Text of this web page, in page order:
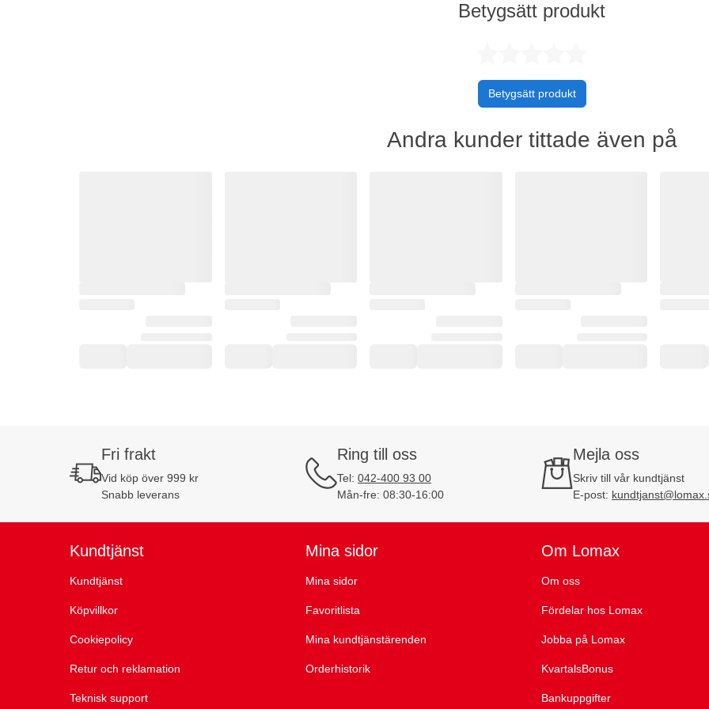
Betygsätt produkt
Betygsätt produkt
Andra kunder tittade även på
Fri frakt
Vid köp över 999 kr
Snabb leverans
Ring till oss
Tel: 042-400 93 00
Mån-fre: 08:30-16:00
Mejla oss
Skriv till vår kundtjänst
E-post:
Kundtjänst
Kundtjänst
Köpvillkor
Cookiepolicy
Retur och reklamation
Teknisk support
Mina sidor
Mina sidor
Favoritlista
Mina kundtjänstärenden
Orderhistorik
Om Lomax
Om oss
Fördelar hos Lomax
Jobba på Lomax
KvartalsBonus
Bankuppgifter